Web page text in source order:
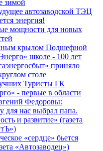
зимой
автозаводской ТЭЦ
энергия!
мощности для новых
крылом Подшефной
школе - 100 лет
приняло
столе
Туристы ГК
- первые в области
Федоровы:
для нас выбрал папа.
и развитие» (газета
«сердце» бьется
«Автозаводец»)